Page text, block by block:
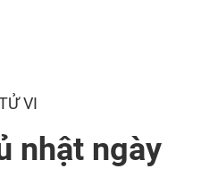
VI
nhật ngày